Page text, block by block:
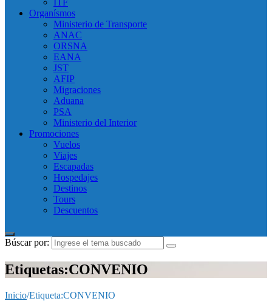
ITF
Organísmos
Ministerio de Transporte
ANAC
ORSNA
EANA
JST
AFIP
Migraciones
Aduana
PSA
Ministerio del Interior
Promociones
Vuelos
Viajes
Escapadas
Hospedajes
Destinos
Tours
Descuentos
Búscar por:
Etiquetas:CONVENIO
Inicio/Etiqueta:CONVENIO